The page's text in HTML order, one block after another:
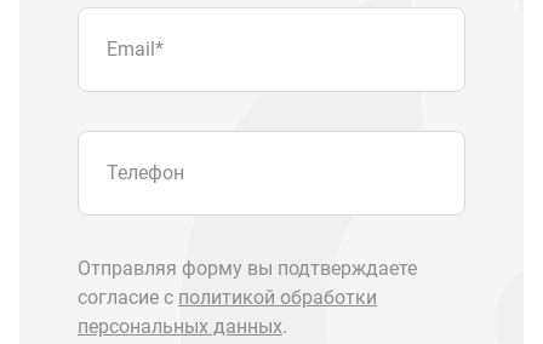
Запчасти Урал